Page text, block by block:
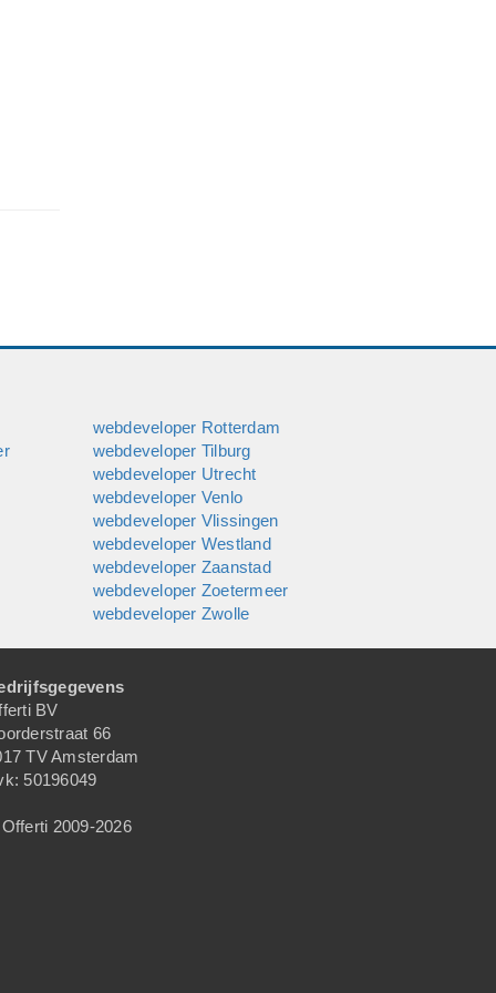
een
de
wat
bij
webdeveloper Rotterdam
webdeveloper Tilburg
webdeveloper Utrecht
webdeveloper Venlo
webdeveloper Vlissingen
webdeveloper Westland
webdeveloper Zaanstad
webdeveloper Zoetermeer
webdeveloper Zwolle
BV
66
TV Amsterdam
50196049
2009-2026